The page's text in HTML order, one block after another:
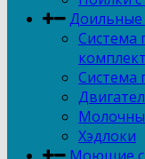
Доильные
Система
Система
Хэдлоки